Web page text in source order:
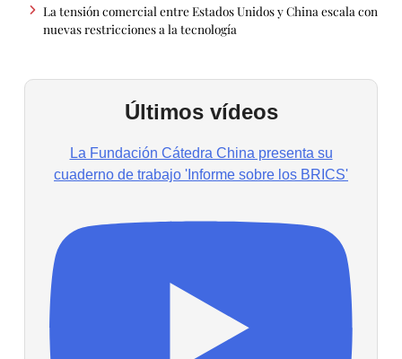
La tensión comercial entre Estados Unidos y China escala con
nuevas restricciones a la tecnología
Últimos vídeos
La Fundación Cátedra China presenta su
cuaderno de trabajo 'Informe sobre los BRICS'